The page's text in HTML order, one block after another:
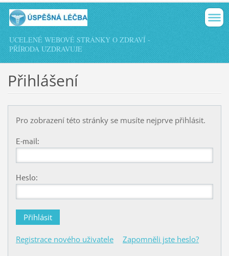
UCELENÉ WEBOVÉ STRÁNKY O ZDRAVÍ -
PŘÍRODA UZDRAVUJE
Přihlášení
Pro zobrazení této stránky se musíte nejprve přihlásit.
E-mail:
Heslo:
Registrace nového uživatele Zapomněli jste heslo?